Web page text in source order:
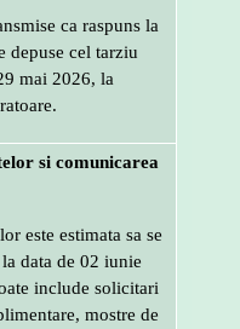
ca raspuns la
depuse cel tarziu
mai 2026, la
si comunicarea
este estimata sa se
data de 02 iunie
include solicitari
mostre de